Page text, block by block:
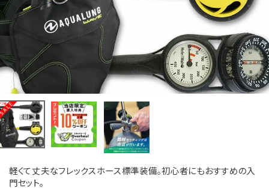
軽くて丈夫なフレックスホース標準装備。初心者にもおすすめの入
門セット。